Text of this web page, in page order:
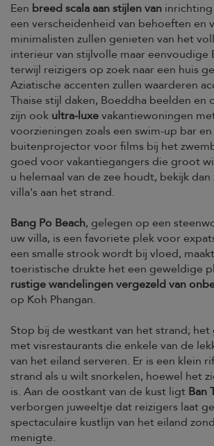
Een breed scala aan stijlen van inrichting
een verscheidenheid van behoeften en
minimalisten zullen genieten van het
interieur van stijlvolle maar eenvoudige
terwijl reizigers op zoek naar een huis
Aziatische accenten zullen waarderen
Thaise stijl daken, Boeddha beelden en
zijn ook ultra-luxevakantiewoningen
voorzieningen zoals een swim-up bar en
buitenprojector voor films bij het
goed voor vakantiegangers die groot
u helemaal van de zee houdt, bekijk dan
villa's aan het strand.
Bang Po Beach, gelegen op een
uw villa, is een favoriete plek voor
een smalle strook wordt bij vloed,
toeristische drukte het een geweldige
rustige wandelingen vergezeld van
op Koh Phangan.
Stop bij de westkant van het strand; het
met visrestaurants die enkele van de
van het eiland serveren. Er is een klein
strand als u wilt snorkelen, hoewel het
is. Aan de oostkant van de kust ligt Ban
verborgen juweeltje dat reizigers laat
spectaculaire kustlijn van het eiland
menigte.